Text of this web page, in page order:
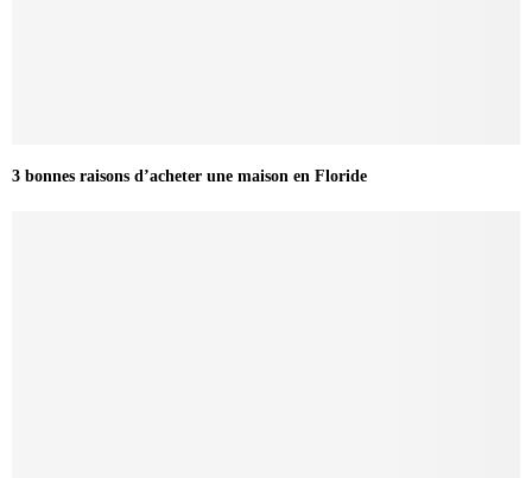
3 bonnes raisons d’acheter une maison en Floride